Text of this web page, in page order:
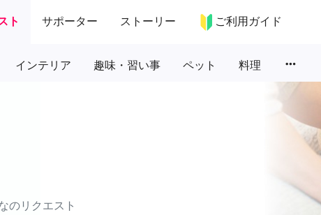
ト サポーター ストーリー ご利用ガイド
インテリア 趣味・習い事 ペット 料理 more_horiz
のリクエスト